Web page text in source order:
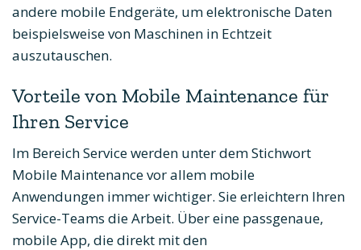
andere mobile Endgeräte, um elektronische Daten
beispielsweise von Maschinen in Echtzeit
auszutauschen.
Vorteile von Mobile Maintenance für
Ihren Service
Im Bereich Service werden unter dem Stichwort
Mobile Maintenance vor allem mobile
Anwendungen immer wichtiger. Sie erleichtern Ihren
Service-Teams die Arbeit. Über eine passgenaue,
mobile App, die direkt mit den